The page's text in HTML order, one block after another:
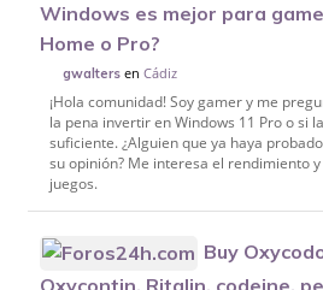
Windows es mejor para
Home o Pro?
gwalters enCádiz
¡Hola comunidad! Soy gamer y me
la pena invertir en Windows 11 Pro o si
suficiente. ¿Alguien que ya haya
su opinión? Me interesa el rendimiento
juegos.
Buy
Oxycontin, Ritalin, codeine,